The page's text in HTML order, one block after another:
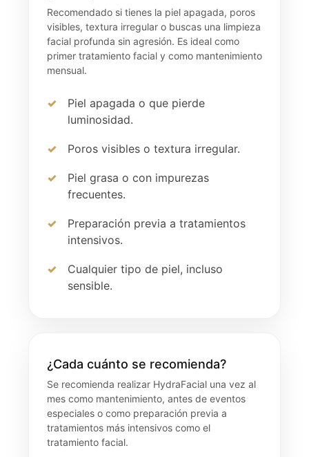
Recomendado si tienes la piel apagada, poros
visibles, textura irregular o buscas una limpieza
facial profunda sin agresión. Es ideal como
primer tratamiento facial y como mantenimiento
mensual.
Piel apagada o que pierde
luminosidad.
Poros visibles o textura irregular.
Piel grasa o con impurezas
frecuentes.
Preparación previa a tratamientos
intensivos.
Cualquier tipo de piel, incluso
sensible.
¿Cada cuánto se recomienda?
Se recomienda realizar HydraFacial una vez al
mes como mantenimiento, antes de eventos
especiales o como preparación previa a
tratamientos más intensivos como el
tratamiento facial.